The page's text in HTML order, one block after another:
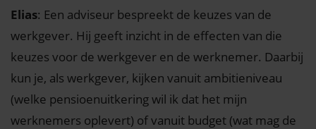
Elias: Een adviseur bespreekt de keuzes van de
werkgever. Hij geeft inzicht in de effecten van die
keuzes voor de werkgever en de werknemer. Daarbij
kun je, als werkgever, kijken vanuit ambitieniveau
(welke pensioenuitkering wil ik dat het mijn
werknemers oplevert) of vanuit budget (wat mag de